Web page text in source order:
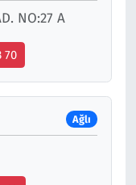
NO:27 A
70
Ağlı